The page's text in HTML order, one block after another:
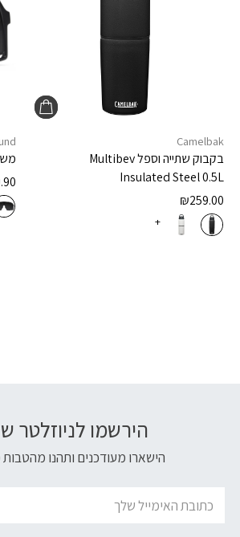
Camelbak
בקבוק שתייה וספלMultibev
Insulated Steel 0.5L
₪259.00
+
הירשמו לניוזלטר
הישארו מעודכנים ותהנו מהטבות